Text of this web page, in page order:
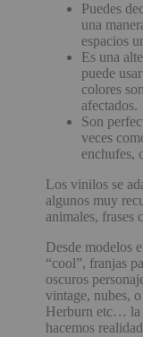
Puedes
una
espacios
Es una
puede
colores
afectados.
Son
veces
enchufes,
Los vinilos se
algunos muy
animales, frases
Desde modelos
“cool”, franjas
oscuros
vintage, nubes,
Herburn etc… la
hacemos